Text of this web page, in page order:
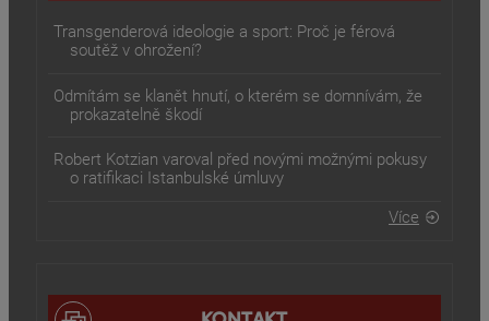
Transgenderová ideologie a sport: Proč je férová
soutěž v ohrožení?
Odmítám se klanět hnutí, o kterém se domnívám, že
prokazatelně škodí
Robert Kotzian varoval před novými možnými pokusy
o ratifikaci Istanbulské úmluvy
Více